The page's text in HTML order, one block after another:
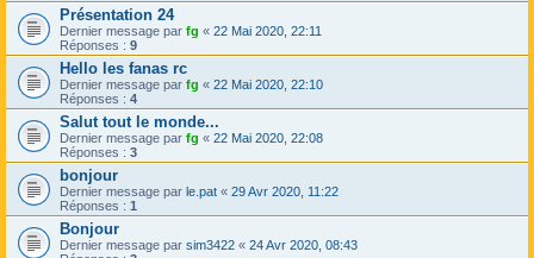
Présentation 24
Dernier message par fg « 22 Mai 2020, 22:11
Réponses : 9
Hello les fanas rc
Dernier message par fg « 22 Mai 2020, 22:10
Réponses : 4
Salut tout le monde...
Dernier message par fg « 22 Mai 2020, 22:08
Réponses : 3
bonjour
Dernier message par le.pat « 29 Avr 2020, 11:22
Réponses : 1
Bonjour
Dernier message par sim3422 « 24 Avr 2020, 08:43